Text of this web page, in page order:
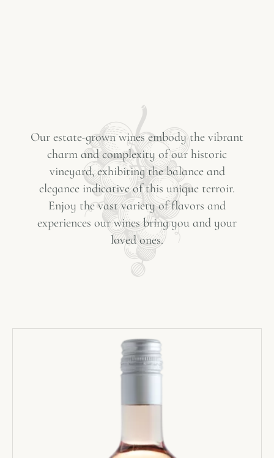
Our estate-grown wines embody the vibrant
charm and complexity of our historic
vineyard, exhibiting the balance and
elegance indicative of this unique terroir.
Enjoy the vast variety of flavors and
experiences our wines bring you and your
loved ones.